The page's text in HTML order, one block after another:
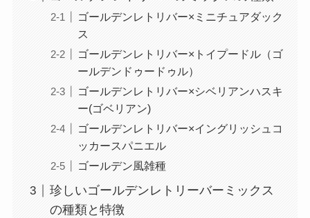
ゴールデンレトリバー×ミニチュアダック
ス
ゴールデンレトリバー×トイプードル（ゴ
ールデンドゥードゥル）
ゴールデンレトリバー×シベリアンハスキ
ー(ゴベリアン)
ゴールデンレトリバー×イングリッシュコ
ッカースパニエル
ゴールデン風雑種
珍しいゴールデンレトリーバーミックス
の種類と特徴